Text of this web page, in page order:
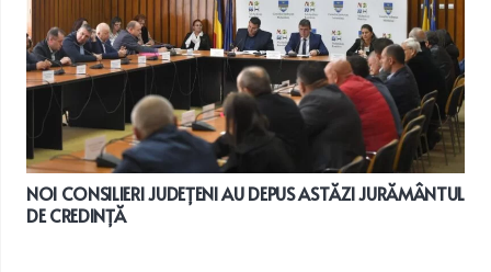
NOI CONSILIERI JUDEȚENI AU DEPUS ASTĂZI JURĂMÂNTUL
DE CREDINȚĂ